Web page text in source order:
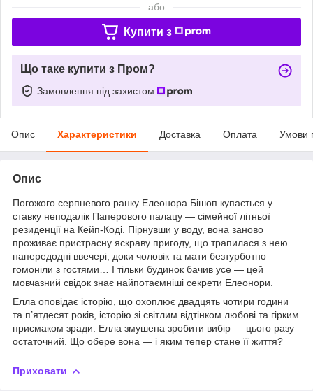
або
Купити з
Що таке купити з Пром?
Замовлення під захистом
Опис Характеристики Доставка Оплата Умови
Опис
Погожого серпневого ранку Елеонора Бішоп купається у
ставку неподалік Паперового палацу — сімейної літньої
резиденції на Кейп-Коді. Пірнувши у воду, вона заново
проживає пристрасну яскраву пригоду, що трапилася з нею
напередодні ввечері, доки чоловік та мати безтурботно
гомоніли з гостями… І тільки будинок бачив усе — цей
мовчазний свідок знає найпотаємніші секрети Елеонори.
Елла оповідає історію, що охоплює двадцять чотири години
та п’ятдесят років, історію зі світлим відтінком любові та гірким
присмаком зради. Елла змушена зробити вибір — цього разу
остаточний. Що обере вона — і яким тепер стане її життя?
Приховати